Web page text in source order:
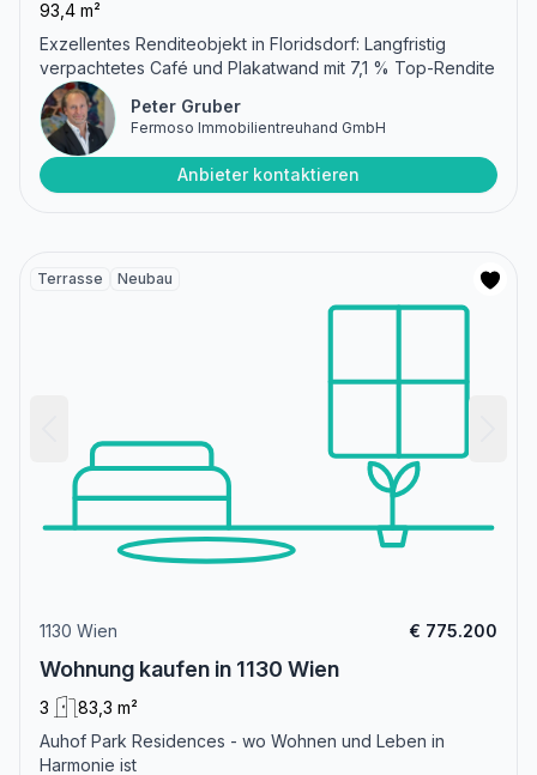
93,4 m²
Exzellentes Renditeobjekt in Floridsdorf: Langfristig
verpachtetes Café und Plakatwand mit 7,1 % Top-Rendite
Peter Gruber
Fermoso Immobilientreuhand GmbH
Anbieter kontaktieren
Terrasse Neubau
1130 Wien € 775.200
Wohnung kaufen in 1130 Wien
3
83,3 m²
Auhof Park Residences - wo Wohnen und Leben in
Harmonie ist